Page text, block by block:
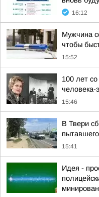
16:12
Мужчина
чтобы
15:52
100 лет
человека-
15:46
В Твери
15:41
Идея -